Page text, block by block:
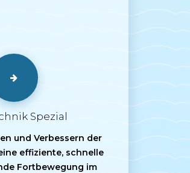
Spezial
und Verbessern der
effiziente, schnelle
Fortbewegung im